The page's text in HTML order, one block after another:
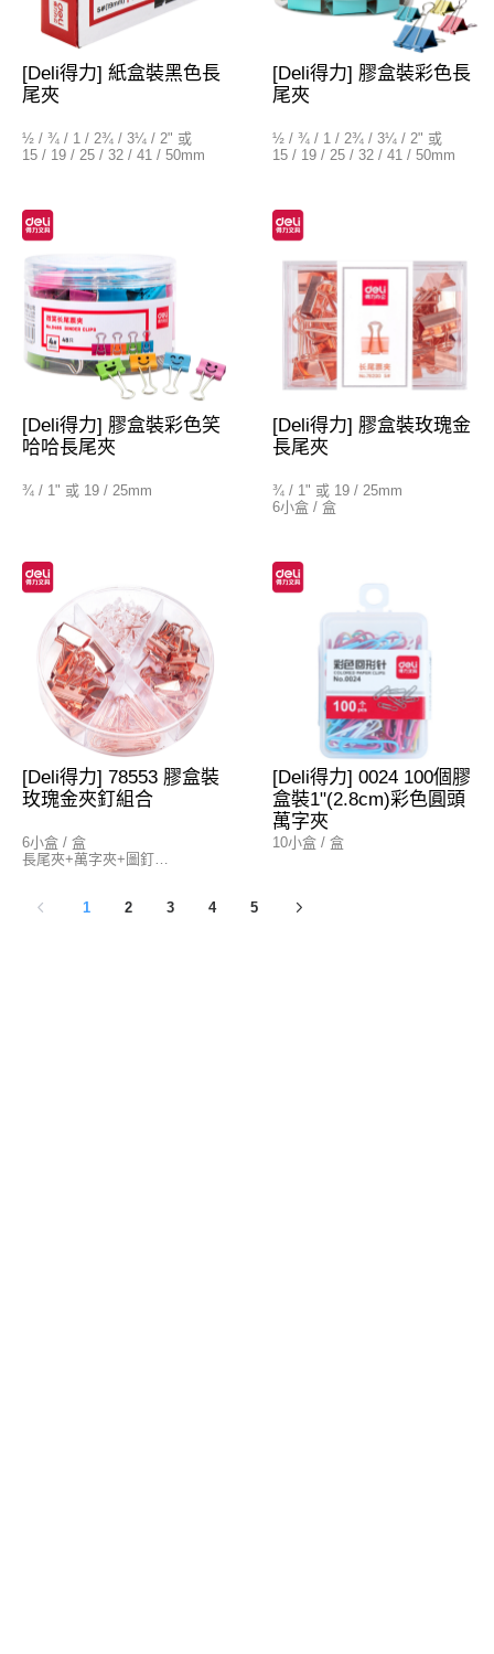
[Deli得力] 紙盒裝黑色長
尾夾
½ / ¾ / 1 / 2¾ / 3¼ / 2" 或
15 / 19 / 25 / 32 / 41 / 50mm
[Deli得力] 膠盒裝彩色長
尾夾
½ / ¾ / 1 / 2¾ / 3¼ / 2" 或
15 / 19 / 25 / 32 / 41 / 50mm
[Deli得力] 膠盒裝彩色笑
哈哈長尾夾
¾ / 1" 或 19 / 25mm
[Deli得力] 膠盒裝玫瑰金
長尾夾
¾ / 1" 或 19 / 25mm
6小盒 / 盒
[Deli得力] 78553 膠盒裝
玫瑰金夾釘組合
6小盒 / 盒
長尾夾+萬字夾+圖釘
- ¾" (19mm)長尾夾 × 7個
[Deli得力] 0024 100個膠
盒裝1"(2.8cm)彩色圓頭
萬字夾
10小盒 / 盒
1 2 3 4 5